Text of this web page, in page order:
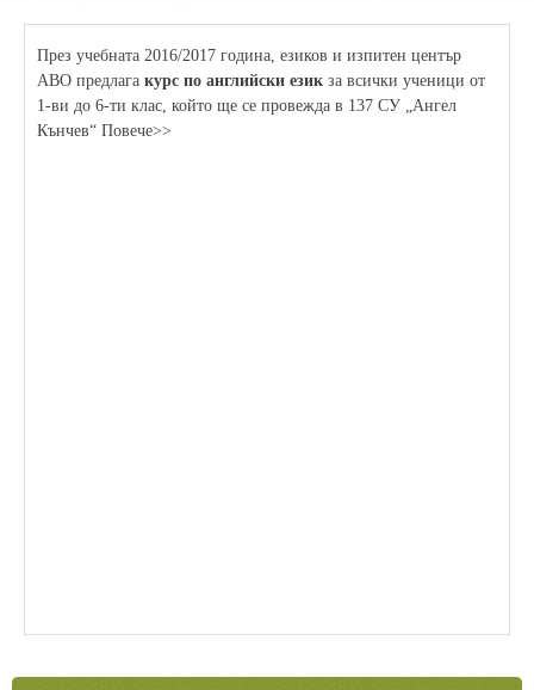
През учебната 2016/2017 година, езиков и изпитен център
АВО предлага курс по английски език за всички ученици от
1-ви до 6-ти клас, който ще се провежда в 137 СУ „Ангел
Кънчев“ Повече>>